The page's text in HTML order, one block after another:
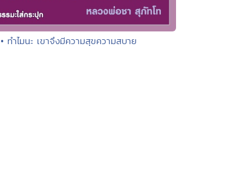
• ทำไมนะ เขาจึงมีความสุขความสบาย